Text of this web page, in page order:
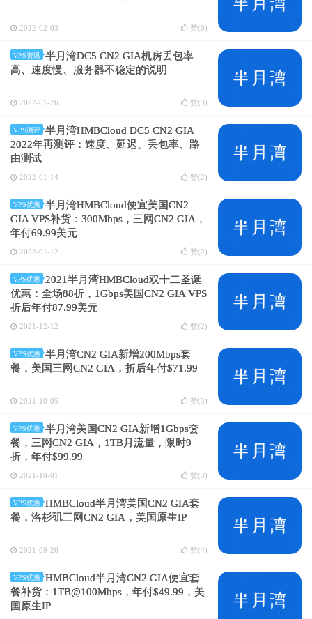
2022-02-03 赞(0)
VPS资讯
半月湾DC5 CN2 GIA机房丢包率
高、速度慢、服务器不稳定的说明
2022-01-26 赞(3)
VPS测评
半月湾HMBCloud DC5 CN2 GIA
2022年再测评：速度、延迟、丢包率、路
由测试
2022-01-14 赞(2)
VPS优惠
半月湾HMBCloud便宜美国CN2
GIA VPS补货：300Mbps，三网CN2 GIA，
年付69.99美元
2022-01-12 赞(2)
VPS优惠
2021半月湾HMBCloud双十二圣诞
优惠：全场88折，1Gbps美国CN2 GIA VPS
折后年付87.99美元
2021-12-12 赞(2)
VPS优惠
半月湾CN2 GIA新增200Mbps套
餐，美国三网CN2 GIA，折后年付$71.99
2021-10-05 赞(3)
VPS优惠
半月湾美国CN2 GIA新增1Gbps套
餐，三网CN2 GIA，1TB月流量，限时9
折，年付$99.99
2021-10-01 赞(3)
VPS优惠
HMBCloud半月湾美国CN2 GIA套
餐，洛杉矶三网CN2 GIA，美国原生IP
2021-09-26 赞(4)
VPS优惠
HMBCloud半月湾CN2 GIA便宜套
餐补货：1TB@100Mbps，年付$49.99，美
国原生IP